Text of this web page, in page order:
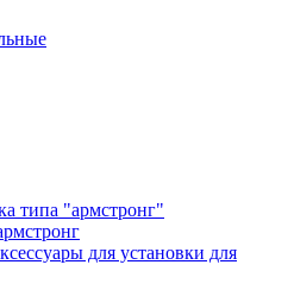
типа "армстронг"
для установки для